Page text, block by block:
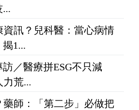
訊？兒科醫：當心病情
1...
／醫療拼ESG不只減
荒...
師：「第二步」必做把